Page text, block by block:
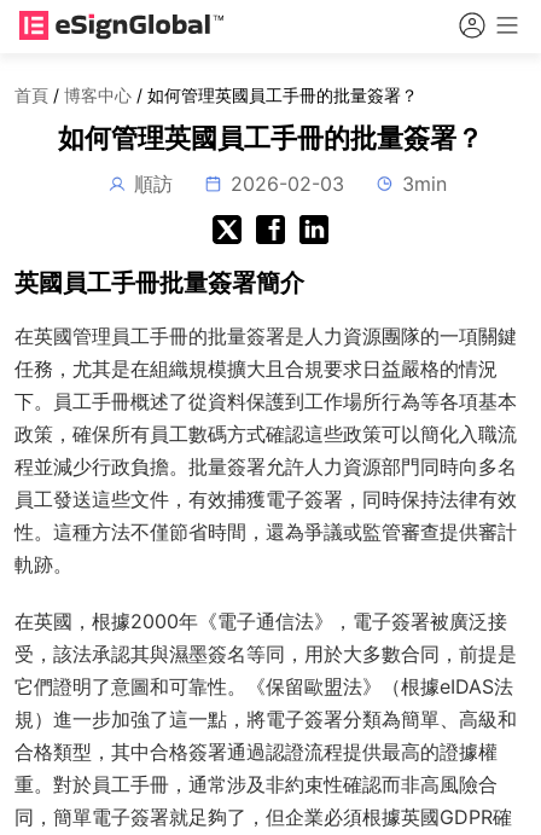
首頁 / 博客中心 / 如何管理英國員工手冊的批量簽署？
如何管理英國員工手冊的批量簽署？
順訪 2026-02-03 3min
英國員工手冊批量簽署簡介
在英國管理員工手冊的批量簽署是人力資源團隊的一項關鍵
任務，尤其是在組織規模擴大且合規要求日益嚴格的情況
下。員工手冊概述了從資料保護到工作場所行為等各項基本
政策，確保所有員工數碼方式確認這些政策可以簡化入職流
程並減少行政負擔。批量簽署允許人力資源部門同時向多名
員工發送這些文件，有效捕獲電子簽署，同時保持法律有效
性。這種方法不僅節省時間，還為爭議或監管審查提供審計
軌跡。
在英國，根據2000年《電子通信法》，電子簽署被廣泛接
受，該法承認其與濕墨簽名等同，用於大多數合同，前提是
它們證明了意圖和可靠性。《保留歐盟法》（根據eIDAS法
規）進一步加強了這一點，將電子簽署分類為簡單、高級和
合格類型，其中合格簽署通過認證流程提供最高的證據權
重。對於員工手冊，通常涉及非約束性確認而非高風險合
同，簡單電子簽署就足夠了，但企業必須根據英國GDPR確